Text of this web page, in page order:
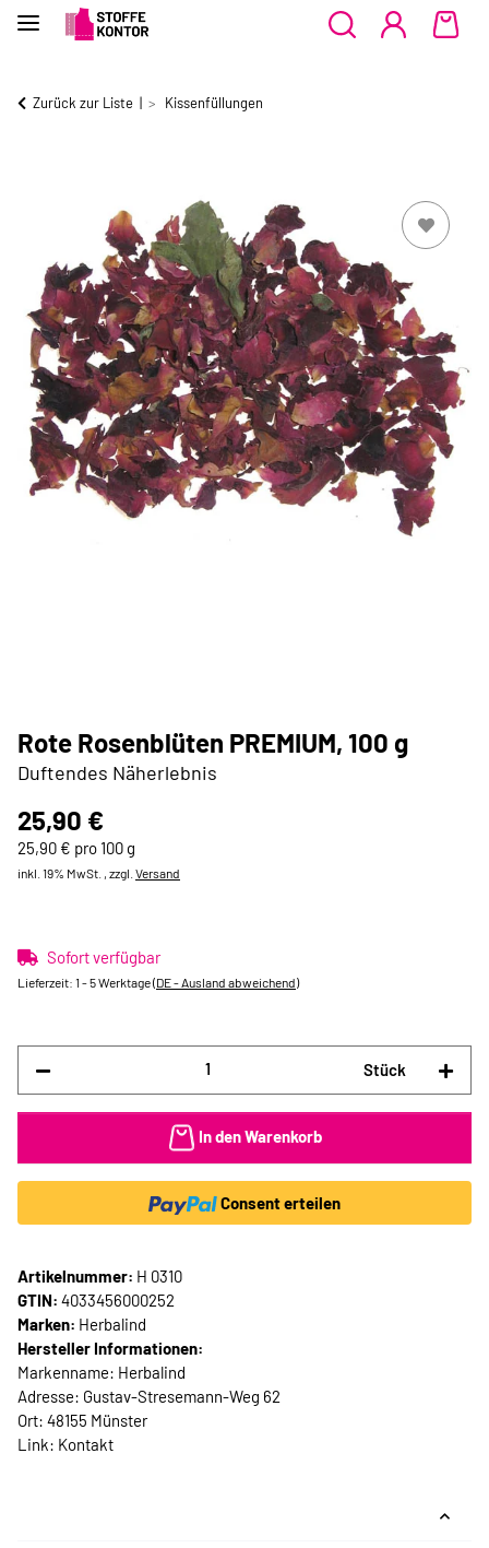
Zurück zur Liste Kissenfüllungen
Rote Rosenblüten PREMIUM, 100 g
Duftendes Näherlebnis
25,90 €
25,90 € pro 100 g
inkl. 19% MwSt. , zzgl. Versand
Sofort verfügbar
Lieferzeit: 1 - 5 Werktage(DE - Ausland abweichend)
Stück
In den Warenkorb
Consent erteilen
Artikelnummer: H 0310
GTIN: 4033456000252
Marken: Herbalind
Hersteller Informationen:
Markenname: Herbalind
Adresse: Gustav-Stresemann-Weg 62
Ort: 48155 Münster
Link: Kontakt